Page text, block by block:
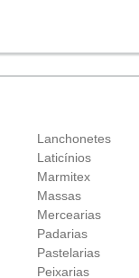
Lanchonetes
Laticínios
Marmitex
Massas
Mercearias
Padarias
Pastelarias
Peixarias